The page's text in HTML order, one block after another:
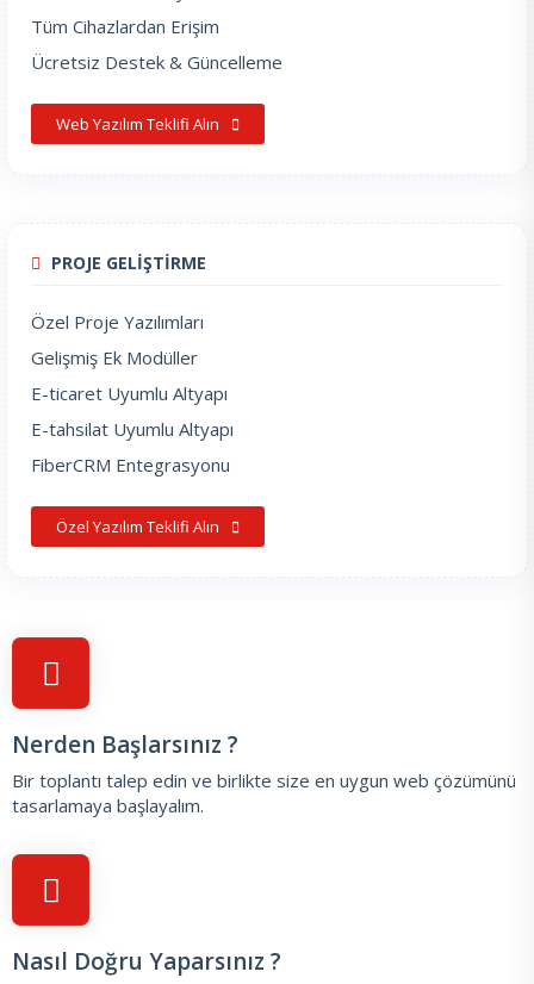
Tüm Cihazlardan Erişim
Ücretsiz Destek & Güncelleme
Web Yazılım Teklifi Alın
PROJE GELİŞTİRME
Özel Proje Yazılımları
Gelişmiş Ek Modüller
E-ticaret Uyumlu Altyapı
E-tahsilat Uyumlu Altyapı
FiberCRM Entegrasyonu
Özel Yazılım Teklifi Alın
Nerden Başlarsınız ?
Bir toplantı talep edin ve birlikte size en uygun web çözümünü
tasarlamaya başlayalım.
Nasıl Doğru Yaparsınız ?